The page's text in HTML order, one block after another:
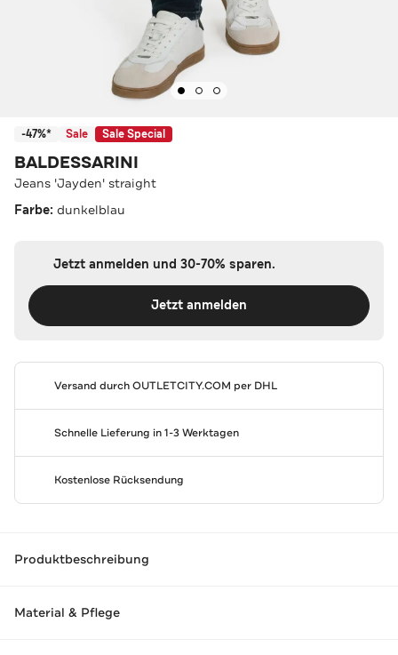
-47%* Sale Sale Special
BALDESSARINI
Jeans 'Jayden' straight
Farbe: dunkelblau
Jetzt anmelden und 30-70% sparen.
Jetzt anmelden
Versand durchOUTLETCITY.COM per DHL
Schnelle Lieferung in 1-3 Werktagen
Kostenlose Rücksendung
Produktbeschreibung
Material & Pflege